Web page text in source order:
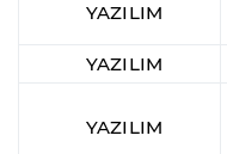
YAZILIM
YAZILIM
YAZILIM